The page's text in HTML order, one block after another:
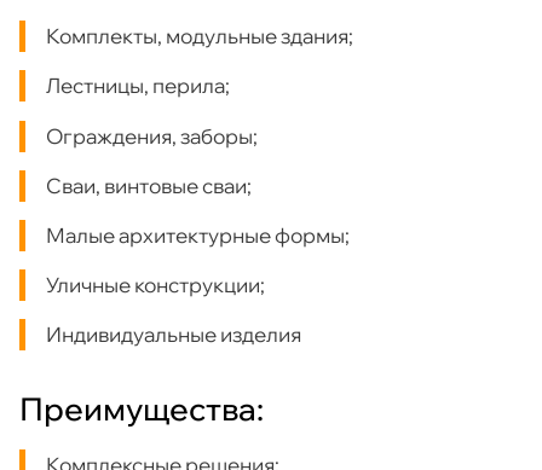
Комплекты, модульные здания;
Лестницы, перила;
Ограждения, заборы;
Сваи, винтовые сваи;
Малые архитектурные формы;
Уличные конструкции;
Индивидуальные изделия
Преимущества:
Комплексные решения;